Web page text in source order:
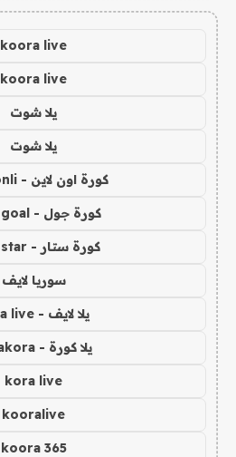
koora live
koora live
يلا شوت
يلا شوت
كورة اون لاين - kora onli
كورة جول - kora goal
كورة ستار - kora star
سوريا لايف
يلا لايف - yalla live
يلا كورة - yallakora
kora live
kooralive
koora 365